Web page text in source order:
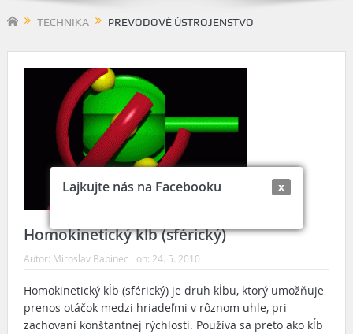
Lajkujte nás na Facebooku x
TECHNIKA PREVODOVÉ ÚSTROJENSTVO
Homokinetický kĺb (sférický)
Autor: Miroslav Babinec on: 24. 5. 2010
Homokinetický kĺb (sférický) je druh kĺbu, ktorý umožňuje
prenos otáčok medzi hriadeľmi v rôznom uhle, pri
zachovaní konštantnej rýchlosti. Používa sa preto ako kĺb